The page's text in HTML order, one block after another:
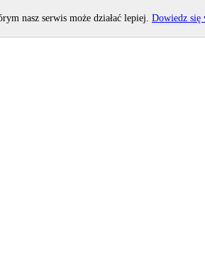
nasz serwis może działać lepiej. Dowiedz się